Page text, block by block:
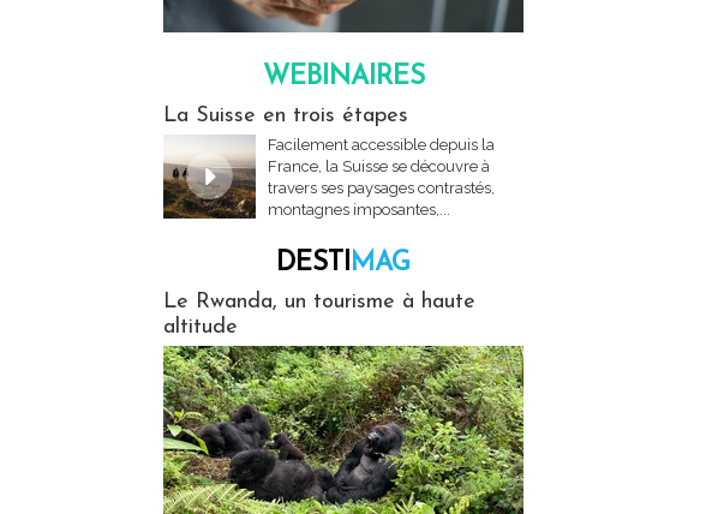
WEBINAIRES
La Suisse en trois étapes
Facilement accessible depuis la
France, la Suisse se découvre à
travers ses paysages contrastés,
montagnes imposantes,...
DESTIMAG
Le Rwanda, un tourisme à haute
altitude